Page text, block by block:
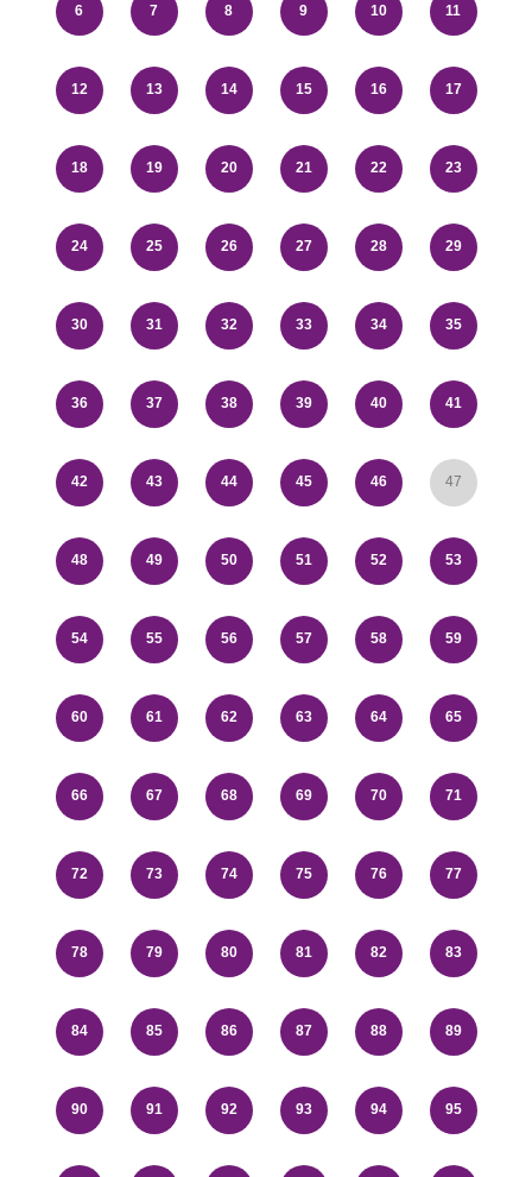
6 7 8 9 10 11
12 13 14 15 16 17
18 19 20 21 22 23
24 25 26 27 28 29
30 31 32 33 34 35
36 37 38 39 40 41
42 43 44 45 46 47
48 49 50 51 52 53
54 55 56 57 58 59
60 61 62 63 64 65
66 67 68 69 70 71
72 73 74 75 76 77
78 79 80 81 82 83
84 85 86 87 88 89
90 91 92 93 94 95